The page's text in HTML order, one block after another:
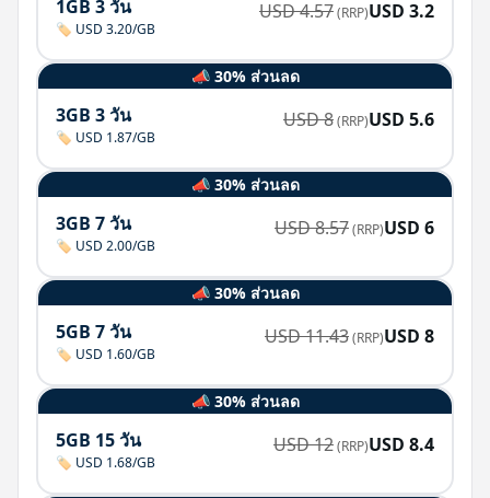
1GB 3 วัน
🏷️ USD 3.20/GB
USD4.57(RRP)USD 3.2
📣 30% ส่วนลด
3GB 3 วัน
🏷️ USD 1.87/GB
USD8(RRP)USD 5.6
📣 30% ส่วนลด
3GB 7 วัน
🏷️ USD 2.00/GB
USD8.57(RRP)USD 6
📣 30% ส่วนลด
5GB 7 วัน
🏷️ USD 1.60/GB
USD11.43(RRP)USD 8
📣 30% ส่วนลด
5GB 15 วัน
🏷️ USD 1.68/GB
USD12(RRP)USD 8.4